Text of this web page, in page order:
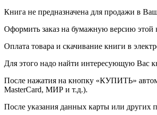
Книга не предназначена для продажи в
Оформить заказ на бумажную версию
Оплата товара и скачивание книги в
Для этого надо найти интересующую Вас
После нажатия на кнопку «КУПИТЬ»
MasterCard, МИР и т.д.).
После указания данных карты или других